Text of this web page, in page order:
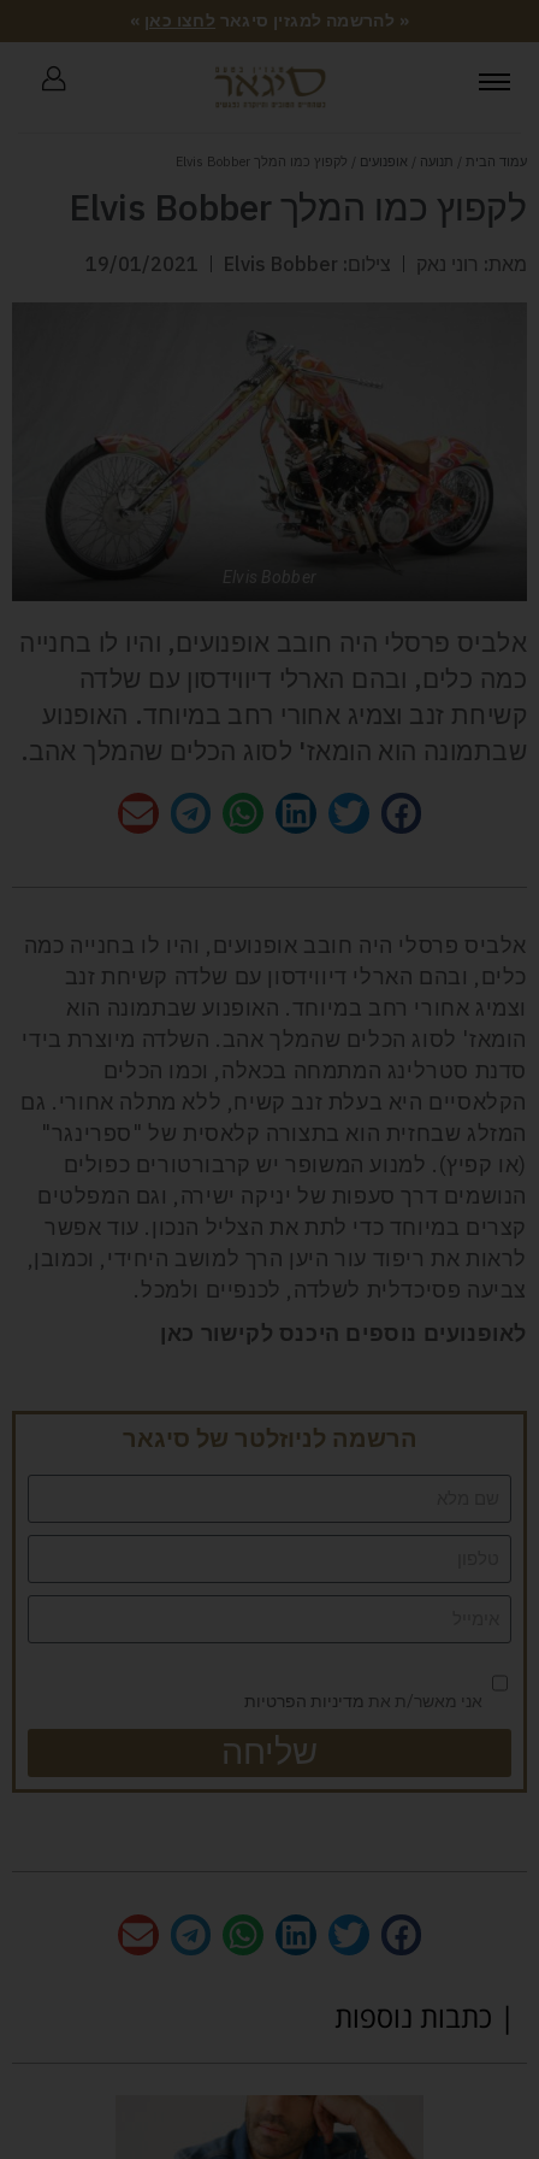
« להרשמה למגזין סיגאר לחצו כאן »
עמוד הבית / תנועה / אופנועים / לקפוץ כמו המלך Elvis Bobber
לקפוץ כמו המלך Elvis Bobber
מאת: רוני נאק צילום: Elvis Bobber 19/01/2021
Elvis Bobber
אלביס פרסלי היה חובב אופנועים, והיו לו בחנייה
כמה כלים, ובהם הארלי דיווידסון עם שלדה
קשיחת זנב וצמיג אחורי רחב במיוחד. האופנוע
שבתמונה הוא הומאז' לסוג הכלים שהמלך אהב.
אלביס פרסלי היה חובב אופנועים, והיו לו בחנייה כמה
כלים, ובהם הארלי דיווידסון עם שלדה קשיחת זנב
וצמיג אחורי רחב במיוחד. האופנוע שבתמונה הוא
הומאז' לסוג הכלים שהמלך אהב. השלדה מיוצרת בידי
סדנת סטרלינג המתמחה בכאלה, וכמו הכלים
הקלאסיים היא בעלת זנב קשיח, ללא מתלה אחורי. גם
המזלג שבחזית הוא בתצורה קלאסית של "ספרינגר"
(או קפיץ). למנוע המשופר יש קרבורטורים כפולים
הנושמים דרך סעפות של יניקה ישירה, וגם המפלטים
קצרים במיוחד כדי לתת את הצליל הנכון. עוד אפשר
לראות את ריפוד עור היען הרך למושב היחידי, וכמובן,
צביעה פסיכדלית לשלדה, לכנפיים ולמכל.
לאופנועים נוספים היכנס לקישור כאן
הרשמה לניוזלטר של סיגאר
אני מאשר/ת את מדיניות הפרטיות
שליחה
| כתבות נוספות